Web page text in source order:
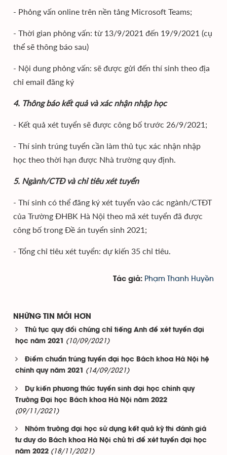
- Phỏng vấn online trên nền tảng Microsoft Teams;
- Thời gian phỏng vấn: từ 13/9/2021 đến 19/9/2021 (cụ
thể sẽ thông báo sau)
- Nội dung phỏng vấn: sẽ được gửi đến thí sinh theo địa
chỉ email đăng ký
4. Thông báo kết quả và xác nhận nhập học
- Kết quả xét tuyển sẽ được công bố trước 26/9/2021;
- Thí sinh trúng tuyển cần làm thủ tục xác nhận nhập
học theo thời hạn được Nhà trường quy định.
5. Ngành/CTĐ và chỉ tiêu xét tuyển
- Thí sinh có thể đăng ký xét tuyển vào các ngành/CTĐT
của Trường ĐHBK Hà Nội theo mã xét tuyển đã được
công bố trong Đề án tuyển sinh 2021;
- Tổng chỉ tiêu xét tuyển: dự kiến 35 chỉ tiêu.
Tác giả: Phạm Thanh Huyền
NHỮNG TIN MỚI HƠN
Thủ tục quy đổi chứng chỉ tiếng Anh để xét tuyển đại
học năm 2021
(10/09/2021)
Điểm chuẩn trúng tuyển đại học Bách khoa Hà Nội hệ
chính quy năm 2021
(14/09/2021)
Dự kiến phương thức tuyển sinh đại học chính quy
Trường Đại học Bách khoa Hà Nội năm 2022
(09/11/2021)
Nhóm trường đại học sử dụng kết quả kỳ thi đánh giá
tư duy do Bách khoa Hà Nội chủ trì để xét tuyển đại học
năm 2022 (18/11/2021)